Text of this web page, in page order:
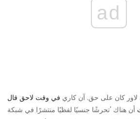
ad
لاور كان على حق. آن كاري في وقت لاحق قال
أن هناك 'تحرشًا جنسيًا لفظيًا منتشرًا في شبكة